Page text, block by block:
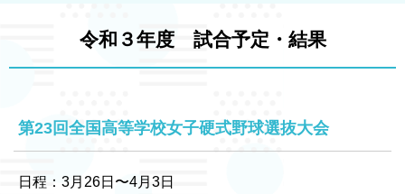
令和３年度 試合予定・結果
第23回全国高等学校女子硬式野球選抜大会
日程：3月26日〜4月3日